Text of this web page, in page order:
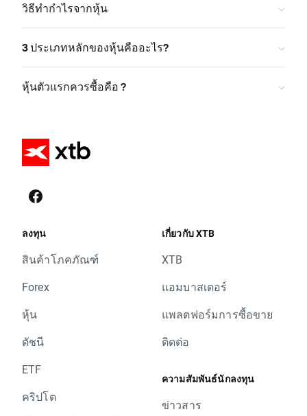
วิธีทำกำไรจากหุ้น
3 ประเภทหลักของหุ้นคืออะไร?
หุ้นตัวแรกควรซื้อคือ ?
ลงทุน
สินค้าโภคภัณฑ์
Forex
หุ้น
ดัชนี
ETF
คริปโต
เกี่ยวกับ XTB
XTB
แอมบาสเดอร์
แพลตฟอร์มการซื้อขาย
ติดต่อ
ความสัมพันธ์นักลงทุน
ข่าวสาร